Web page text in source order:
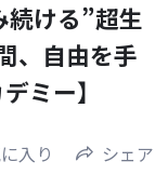
ける”超生
、自由を手
ミー】
入り シェア